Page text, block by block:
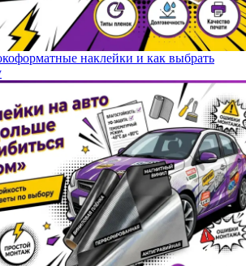
наклейки и как выбрать